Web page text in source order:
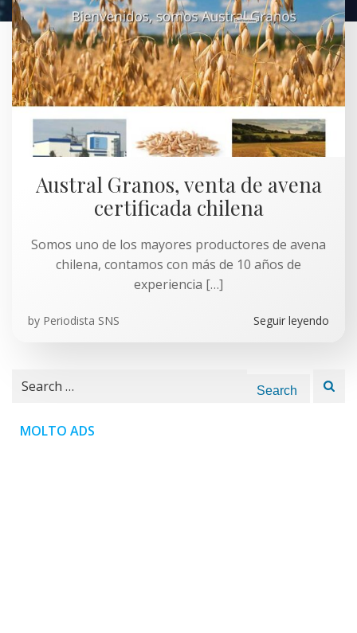
Austral Granos, venta de avena
certificada chilena
Somos uno de los mayores productores de avena
chilena, contamos con más de 10 años de
experiencia […]
by Periodista SNS Seguir leyendo
Search
MOLTO ADS